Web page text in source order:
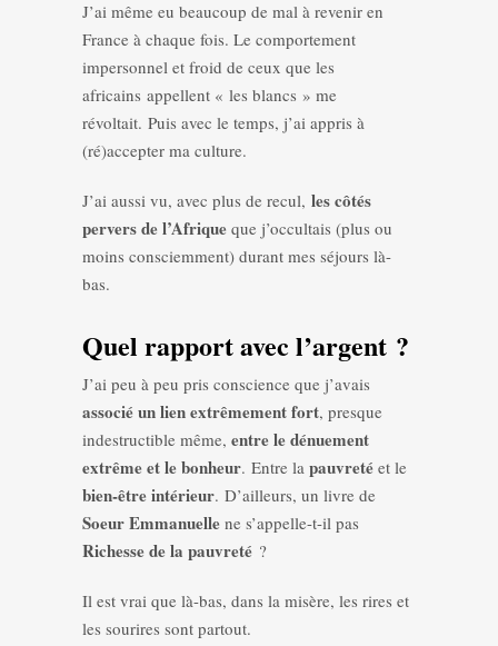
J’ai même eu beaucoup de mal à revenir en
France à chaque fois. Le comportement
impersonnel et froid de ceux que les
africains appellent « les blancs » me
révoltait. Puis avec le temps, j’ai appris à
(ré)accepter ma culture.
J’ai aussi vu, avec plus de recul, les côtés
pervers de l’Afrique que j’occultais (plus ou
moins consciemment) durant mes séjours là-
bas.
Quel rapport avec l’argent ?
J’ai peu à peu pris conscience que j’avais
associé un lien extrêmement fort, presque
indestructible même, entre le dénuement
extrême et le bonheur. Entre la pauvreté et le
bien-être intérieur. D’ailleurs, un livre de
Soeur Emmanuelle ne s’appelle-t-il pas
Richesse de la pauvreté ?
Il est vrai que là-bas, dans la misère, les rires et
les sourires sont partout.